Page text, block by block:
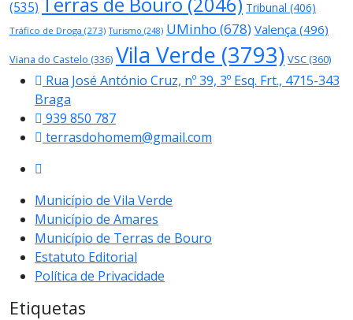
(535)
Tribunal (406)
Tráfico de Droga (273) Turismo (248) UMinho (678) Valença (496)
Viana do Castelo (336) Vila Verde (3793) VSC(360)
Rua José António Cruz, nº 39, 3º Esq. Frt., 4715-343
Braga
939 850 787
terrasdohomem@gmail.com
Município de Vila Verde
Município de Amares
Município de Terras de Bouro
Estatuto Editorial
Política de Privacidade
Etiquetas